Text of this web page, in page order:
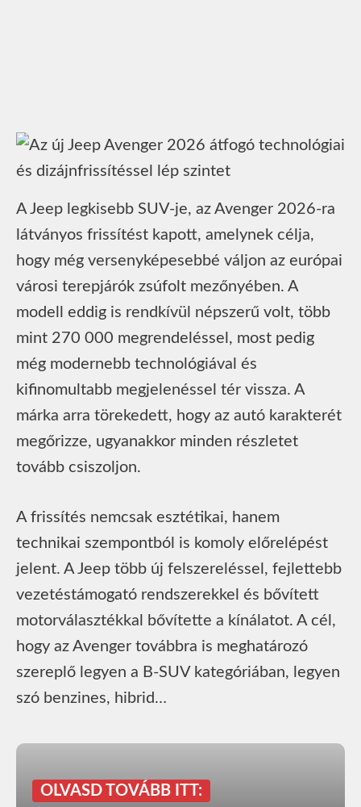
A Jeep legkisebb SUV‑je, az Avenger 2026-ra
látványos frissítést kapott, amelynek célja,
hogy még versenyképesebbé váljon az európai
városi terepjárók zsúfolt mezőnyében. A
modell eddig is rendkívül népszerű volt, több
mint 270 000 megrendeléssel, most pedig
még modernebb technológiával és
kifinomultabb megjelenéssel tér vissza. A
márka arra törekedett, hogy az autó karakterét
megőrizze, ugyanakkor minden részletet
tovább csiszoljon.
A frissítés nemcsak esztétikai, hanem
technikai szempontból is komoly előrelépést
jelent. A Jeep több új felszereléssel, fejlettebb
vezetéstámogató rendszerekkel és bővített
motorválasztékkal bővítette a kínálatot. A cél,
hogy az Avenger továbbra is meghatározó
szereplő legyen a B-SUV kategóriában, legyen
szó benzines, hibrid…
OLVASD TOVÁBB ITT: